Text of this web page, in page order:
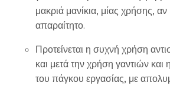
μακριά μανίκια, μίας χρήσης, αν
απαραίτητο.
Προτείνεται η συχνή χρήση
και μετά την χρήση γαντιών
του πάγκου εργασίας, με